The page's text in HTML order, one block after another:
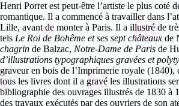
Henri Porret est peut-être l’artiste le plus coté
romantique. Il a commencé à travailler dans
Lille, avant de monter à Paris. Il a illustré de
tels Le Roi de Bohême et ses sept châteaux de
chagrin de Balzac, Notre-Dame de Paris de
d’illustrations typographiques gravées et
graveur en bois de l’Imprimerie royale (1840),
tous les livres dont il a gravé les illustrations
bibliographie des ouvrages illustrés de 1830 à
des travaux exécutés par des ouvriers de son